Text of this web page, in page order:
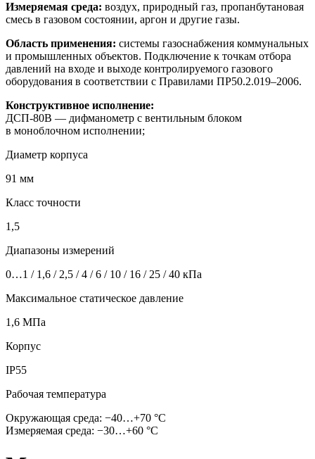
Измеряемая среда: воздух, природный газ, пропанбутановая
смесь в газовом состоянии, аргон и другие газы.
Область применения: системы газоснабжения коммунальных
и промышленных объектов. Подключение к точкам отбора
давлений на входе и выходе контролируемого газового
оборудования в соответствии с Правилами ПР50.2.019–2006.
Конструктивное исполнение:
ДСП-80В — дифманометр с вентильным блоком
в моноблочном исполнении;
Диаметр корпуса
91 мм
Класс точности
1,5
Диапазоны измерений
0…1 / 1,6 / 2,5 / 4 / 6 / 10 / 16 / 25 / 40 кПа
Максимальное статическое давление
1,6 МПа
Корпус
IP55
Рабочая температура
Окружающая среда: −40…+70 °C
Измеряемая среда: −30…+60 °C